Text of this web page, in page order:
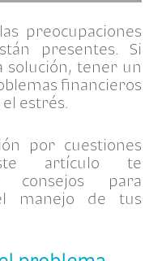
preocupaciones
presentes. Si
solución, tener un
financieros
estrés.
por cuestiones
artículo te
consejos para
manejo de tus